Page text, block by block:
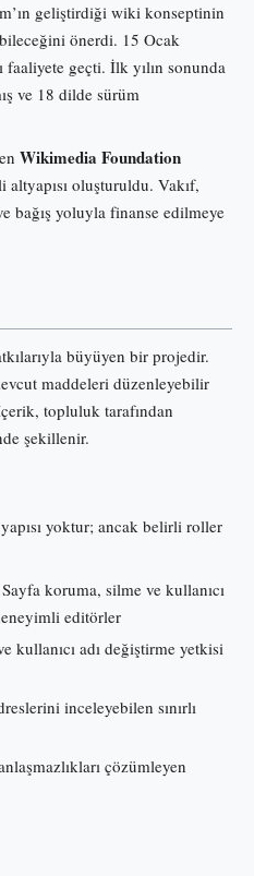
geliştirdiği wiki konseptinin
önerdi. 15 Ocak
faaliyete geçti. İlk yılın sonunda
ve 18 dilde sürüm
Wikimedia Foundation
oluşturuldu. Vakıf,
bağış yoluyla finanse edilmeye
büyüyen bir projedir.
maddeleri düzenleyebilir
topluluk tarafından
şekillenir.
yoktur; ancak belirli roller
Sayfa koruma, silme ve kullanıcı
editörler
kullanıcı adı değiştirme yetkisi
inceleyebilen sınırlı
çözümleyen